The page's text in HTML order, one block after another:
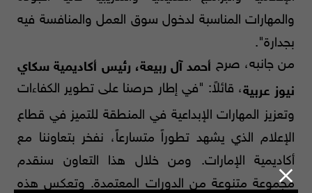
والمهارات المناسبة لدخول سوق العمل والمنافسة فيه
بجدارة".
من جانبه، صرح أحمد آل ربيعة، رئيس أكاديمية سكاي
نيوز عربية، قائلاً: "في إطار حرصنا على تطوير الكفاءات
وتعزيز المهارات الإبداعية في المنطقة للتميز في قطاع
الإعلام الذي يشهد تطوراً متسارعاً، نفخر بتعاوننا مع
أكاديمية الإمارات. ومن خلال هذا التعاون سنقدم
مجموعة متنوعة من الدورات المعتمدة. وتعكس هذه